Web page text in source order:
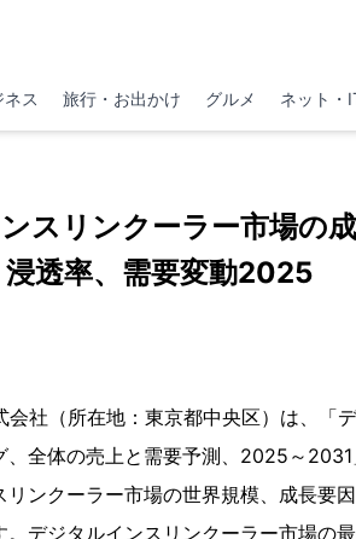
ス 旅行・お出かけ グルメ ネット・
スリンクーラー市場の成
浸透率、需要変動2025
社（所在地：東京都中央区）は、「
全体の売上と需要予測、2025～
ンクーラー市場の世界規模、成長要
デジタルインスリンクーラー市場の